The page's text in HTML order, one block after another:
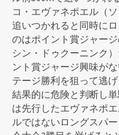
コ・エヴァネポエル（
追いつかれると同時に
のはポイント賞ジャー
シン・ドゥクーニンク
ント賞ジャージ興味が
テージ勝利を狙って逃
結果的に危険と判断し
は先行したエヴァネポ
ルではないロングスパ